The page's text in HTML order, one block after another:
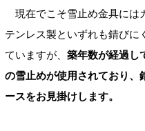
現在でこそ雪止め金具には
テンレス製といずれも錆びに
ていますが、 築年数が経過し
の雪止めが使用されており、
ースをお見掛けします。